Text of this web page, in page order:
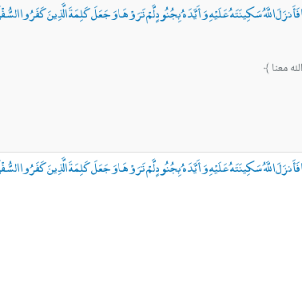
اللَّهُ سَكِينَتَهُ عَلَيْهِ وَأَيَّدَهُ بِجُنُودٍ لَّمْ تَرَوْهَا وَجَعَلَ كَلِمَةَ الَّذِينَ كَفَرُوا
معنا ﴾
اللَّهُ سَكِينَتَهُ عَلَيْهِ وَأَيَّدَهُ بِجُنُودٍ لَّمْ تَرَوْهَا وَجَعَلَ كَلِمَةَ الَّذِينَ كَفَرُوا